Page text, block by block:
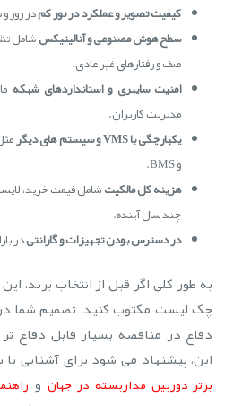
کیفیت تصویر و عملکرد در نور کمدر روز
سطح هوش مصنوعی و آنالیتیکسشامل
صف و رفتارهای غیر عادی.
امنیت سایبری و استانداردهای شبکه
مدیریت کاربران.
یکپارچگی با VMS و سیستم های دیگر
و BMS.
هزینه کل مالکیتشامل قیمت خرید،
چند سال آینده.
در دسترس بودن تجهیزات و گارانتیدر
به طور کلی اگر قبل از انتخاب برند،
چک لیست مکتوب کنید، تصمیم شما
دفاع در مناقصه بسیار قابل دفاع
این، پیشنهاد می شود برای آشنایی با
برتر دوربین مداربسته در جهان و